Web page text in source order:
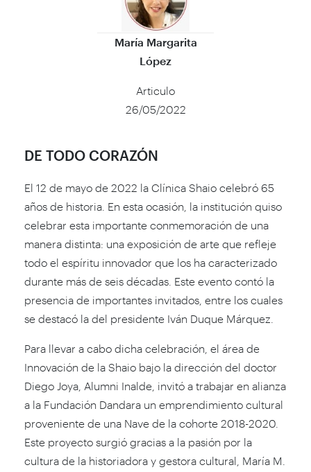
María Margarita
López
Articulo
26/05/2022
DE TODO CORAZÓN
El 12 de mayo de 2022 la Clínica Shaio celebró 65
años de historia. En esta ocasión, la institución quiso
celebrar esta importante conmemoración de una
manera distinta: una exposición de arte que refleje
todo el espíritu innovador que los ha caracterizado
durante más de seis décadas. Este evento contó la
presencia de importantes invitados, entre los cuales
se destacó la del presidente Iván Duque Márquez.
Para llevar a cabo dicha celebración, el área de
Innovación de la Shaio bajo la dirección del doctor
Diego Joya, Alumni Inalde, invitó a trabajar en alianza
a la Fundación Dandara un emprendimiento cultural
proveniente de una Nave de la cohorte 2018-2020.
Este proyecto surgió gracias a la pasión por la
cultura de la historiadora y gestora cultural, María M.